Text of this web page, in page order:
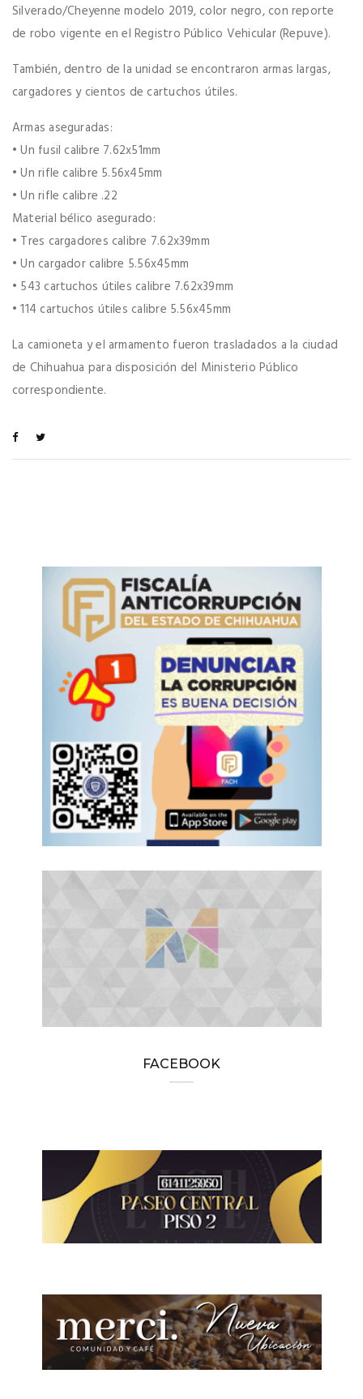
Silverado/Cheyenne modelo 2019, color negro, con reporte
de robo vigente en el Registro Público Vehicular (Repuve).
También, dentro de la unidad se encontraron armas largas,
cargadores y cientos de cartuchos útiles.
Armas aseguradas:
• Un fusil calibre 7.62x51mm
• Un rifle calibre 5.56x45mm
• Un rifle calibre .22
Material bélico asegurado:
• Tres cargadores calibre 7.62x39mm
• Un cargador calibre 5.56x45mm
• 543 cartuchos útiles calibre 7.62x39mm
• 114 cartuchos útiles calibre 5.56x45mm
La camioneta y el armamento fueron trasladados a la ciudad
de Chihuahua para disposición del Ministerio Público
correspondiente.
FACEBOOK